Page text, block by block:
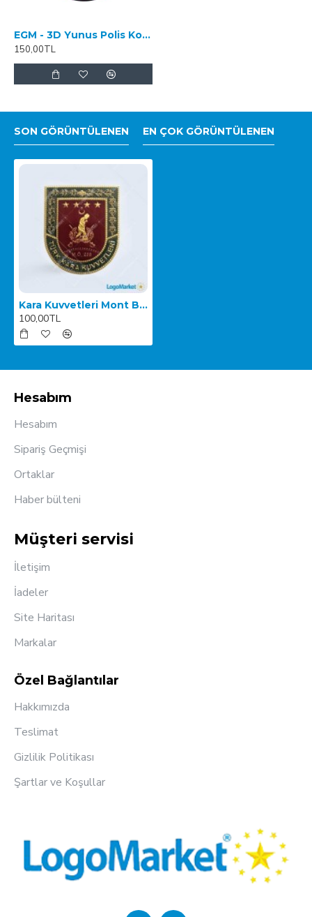
EGM - 3D Yunus Polis Kol Arması - TPU
150,00TL
SON GÖRÜNTÜLENEN EN ÇOK GÖRÜNTÜLENEN
Kara Kuvvetleri Mont Bröve
100,00TL
Hesabım
Hesabım
Sipariş Geçmişi
Ortaklar
Haber bülteni
Müşteri servisi
İletişim
İadeler
Site Haritası
Markalar
Özel Bağlantılar
Hakkımızda
Teslimat
Gizlilik Politikası
Şartlar ve Koşullar